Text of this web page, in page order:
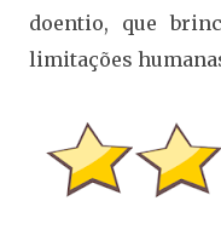
doentio, que
limitações